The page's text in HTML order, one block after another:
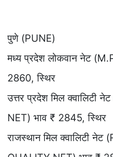
पुणे (PUNE)
मध्य प्रदेश लोकवान नेट
2860, स्थिर
उत्तर प्रदेश मिल क्वालिटी
NET) भाव ₹ 2845, स्थिर
राजस्थान मिल क्वालिटी